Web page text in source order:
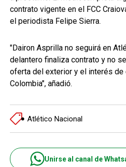
contrato vigente en el FCC
el periodista Felipe Sierra.
"Dairon Asprilla no seguirá en
delantero finaliza contrato y no
oferta del exterior y el interés
Colombia", añadió.
Atlético Nacional
Unirse al canal de